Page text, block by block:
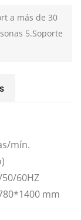
a más de 30
5.Soporte
mín.
60HZ
mm